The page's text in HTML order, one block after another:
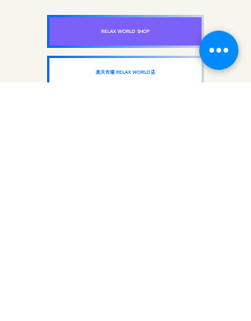
RELAX WORLD SHOP
楽天市場 RELAX WORLD店